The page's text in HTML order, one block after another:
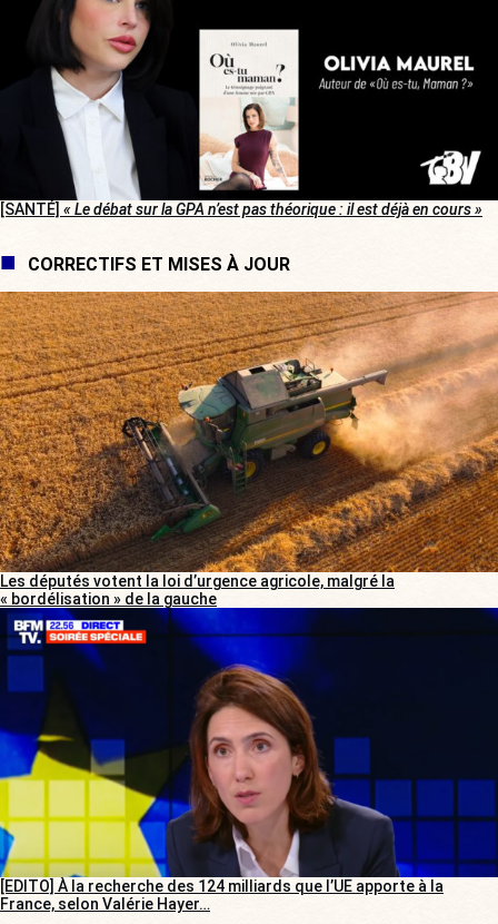
[SANTÉ] « Le débat sur la GPA n’est pas théorique : il est déjà en cours »
CORRECTIFS ET MISES À JOUR
Les députés votent la loi d’urgence agricole, malgré la
« bordélisation » de la gauche
[EDITO] À la recherche des 124 milliards que l’UE apporte à la
France, selon Valérie Hayer…